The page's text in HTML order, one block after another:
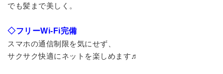
でも髪まで美しく。
◇フリーWi-Fi完備
スマホの通信制限を気にせず、
サクサク快適にネットを楽しめます♬